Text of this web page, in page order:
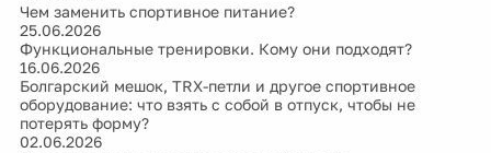
Чем заменить спортивное питание?
25.06.2026
Функциональные тренировки. Кому они подходят?
16.06.2026
Болгарский мешок, TRX-петли и другое спортивное
оборудование: что взять с собой в отпуск, чтобы не
потерять форму?
02.06.2026